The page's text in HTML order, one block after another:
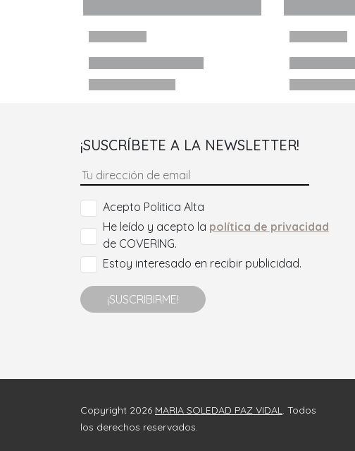
¡SUSCRÍBETE A LA NEWSLETTER!
Acepto Politica Alta
He leído y acepto la política de privacidad
de COVERING.
Estoy interesado en recibir publicidad.
¡SUSCRIBIRME!
Copyright 2026 MARIA SOLEDAD PAZ VIDAL. Todos
los derechos reservados.